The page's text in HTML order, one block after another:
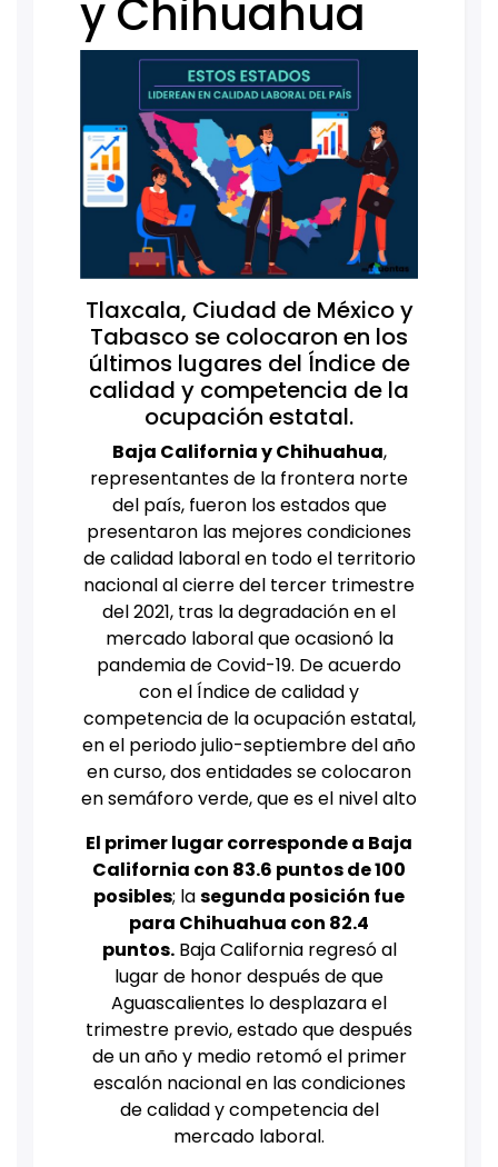
y Chihuahua
Tlaxcala, Ciudad de México y
Tabasco se colocaron en los
últimos lugares del Índice de
calidad y competencia de la
ocupación estatal.
Baja California y Chihuahua,
representantes de la frontera norte
del país, fueron los estados que
presentaron las mejores condiciones
de calidad laboral en todo el territorio
nacional al cierre del tercer trimestre
del 2021, tras la degradación en el
mercado laboral que ocasionó la
pandemia de Covid-19. De acuerdo
con el Índice de calidad y
competencia de la ocupación estatal,
en el periodo julio-septiembre del año
en curso, dos entidades se colocaron
en semáforo verde, que es el nivel alto
El primer lugar corresponde a Baja
California con 83.6 puntos de 100
posibles; lasegunda posición fue
para Chihuahua con 82.4
puntos. Baja California regresó al
lugar de honor después de que
Aguascalientes lo desplazara el
trimestre previo, estado que después
de un año y medio retomó el primer
escalón nacional en las condiciones
de calidad y competencia del
mercado laboral.